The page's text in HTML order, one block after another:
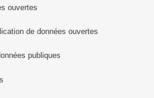
ouvertes
de données ouvertes
publiques